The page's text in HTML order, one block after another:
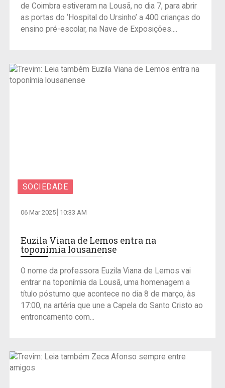
de Coimbra estiveram na Lousã, no dia 7, para abrir
as portas do ‘Hospital do Ursinho’ a 400 crianças do
ensino pré-escolar, na Nave de Exposições....
SOCIEDADE
06 Mar 2025 10:33 AM
Euzila Viana de Lemos entra na
toponímia lousanense
O nome da professora Euzila Viana de Lemos vai
entrar na toponímia da Lousã, uma homenagem a
título póstumo que acontece no dia 8 de março, às
17:00, na artéria que une a Capela do Santo Cristo ao
entroncamento com...